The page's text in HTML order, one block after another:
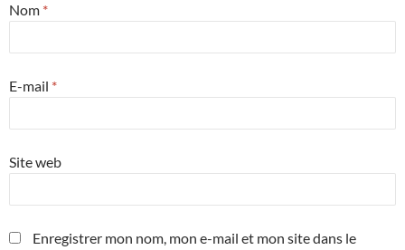
Nom *
E-mail *
Site web
Enregistrer mon nom, mon e-mail et mon site dans le